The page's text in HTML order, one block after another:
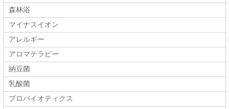
森林浴
マイナスイオン
アレルギー
アロマテラピー
納豆菌
乳酸菌
プロバイオティクス